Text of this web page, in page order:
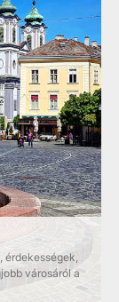
érdekességek,
városáról a